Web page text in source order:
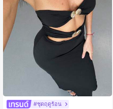
#ชุดฤดูร้อน